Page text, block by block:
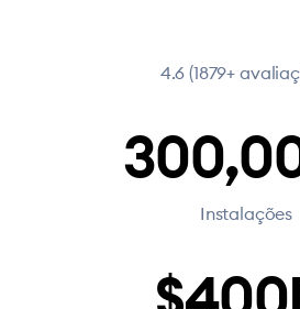
4.6 (1879+
Instalações